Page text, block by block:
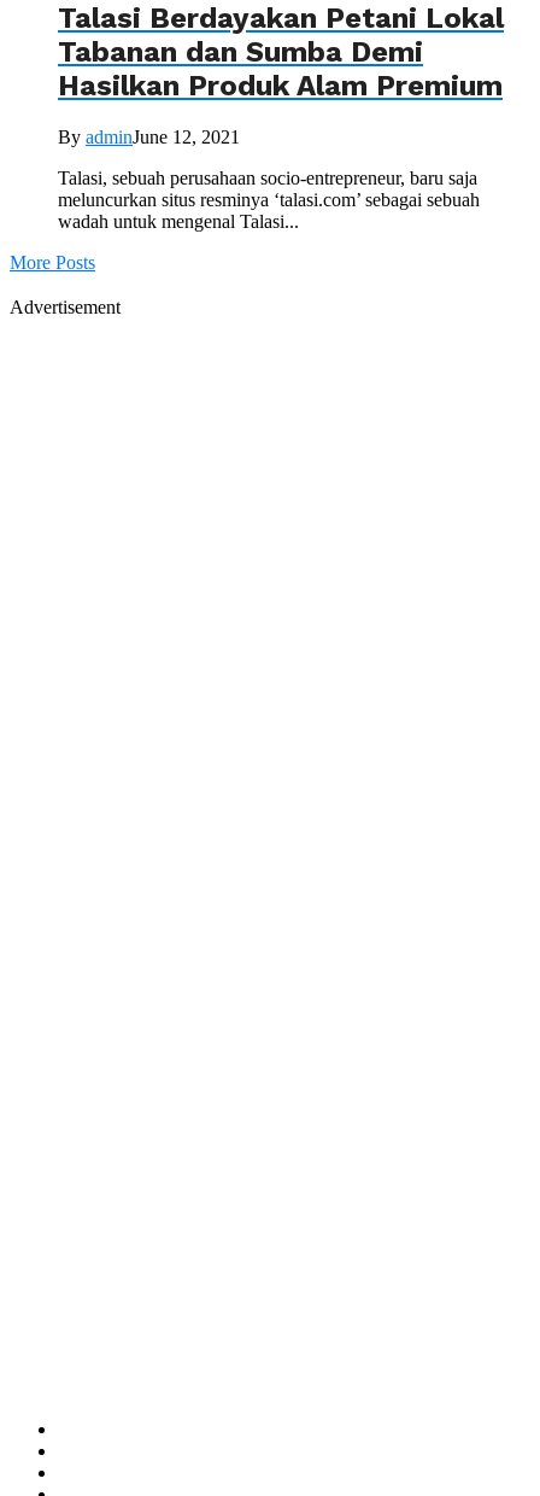
Talasi Berdayakan Petani Lokal
Tabanan dan Sumba Demi
Hasilkan Produk Alam Premium
By adminJune 12, 2021
Talasi, sebuah perusahaan socio-entrepreneur, baru saja
meluncurkan situs resminya ‘talasi.com’ sebagai sebuah
wadah untuk mengenal Talasi...
More Posts
Advertisement